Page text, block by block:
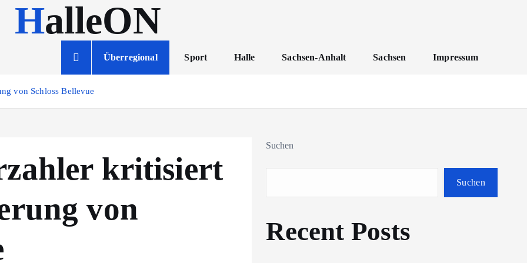
HalleON
Überregional Sport Halle Sachsen-Anhalt Sachsen Impressum
von Schloss Bellevue
kritisiert
von
Suchen
Suchen
Recent Posts